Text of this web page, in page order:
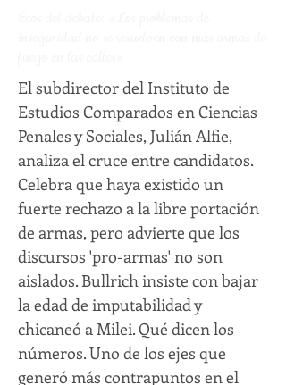
El subdirector del Instituto de
Estudios Comparados en Ciencias
Penales y Sociales, Julián Alfie,
analiza el cruce entre candidatos.
Celebra que haya existido un
fuerte rechazo a la libre portación
de armas, pero advierte que los
discursos 'pro-armas' no son
aislados. Bullrich insiste con bajar
la edad de imputabilidad y
chicaneó a Milei. Qué dicen los
números. Uno de los ejes que
generó más contrapuntos en el